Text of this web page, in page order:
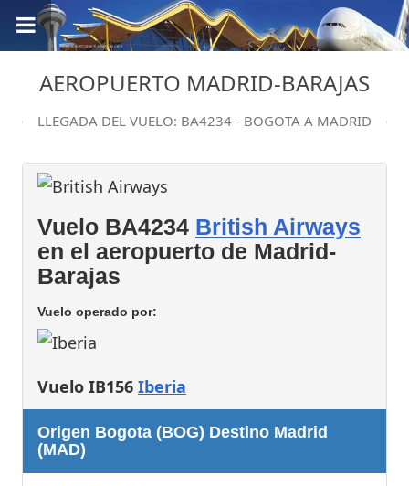
AEROPUERTO MADRID-BARAJAS
LLEGADA DEL VUELO: BA4234 - BOGOTA A MADRID
Vuelo BA4234 British Airways
en el aeropuerto de Madrid-
Barajas
Vuelo operado por:
Vuelo IB156 Iberia
Origen Bogota (BOG) Destino Madrid
(MAD)